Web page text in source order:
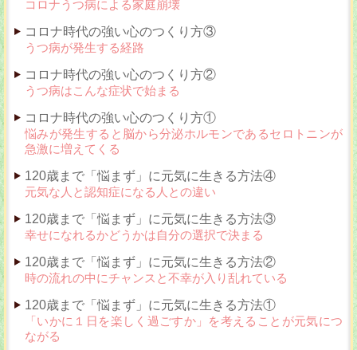
コロナうつ病による家庭崩壊
コロナ時代の強い心のつくり方③
うつ病が発生する経路
コロナ時代の強い心のつくり方②
うつ病はこんな症状で始まる
コロナ時代の強い心のつくり方①
悩みが発生すると脳から分泌ホルモンであるセロトニンが
急激に増えてくる
120歳まで「悩まず」に元気に生きる方法④
元気な人と認知症になる人との違い
120歳まで「悩まず」に元気に生きる方法③
幸せになれるかどうかは自分の選択で決まる
120歳まで「悩まず」に元気に生きる方法②
時の流れの中にチャンスと不幸が入り乱れている
120歳まで「悩まず」に元気に生きる方法①
「いかに１日を楽しく過ごすか」を考えることが元気につ
ながる